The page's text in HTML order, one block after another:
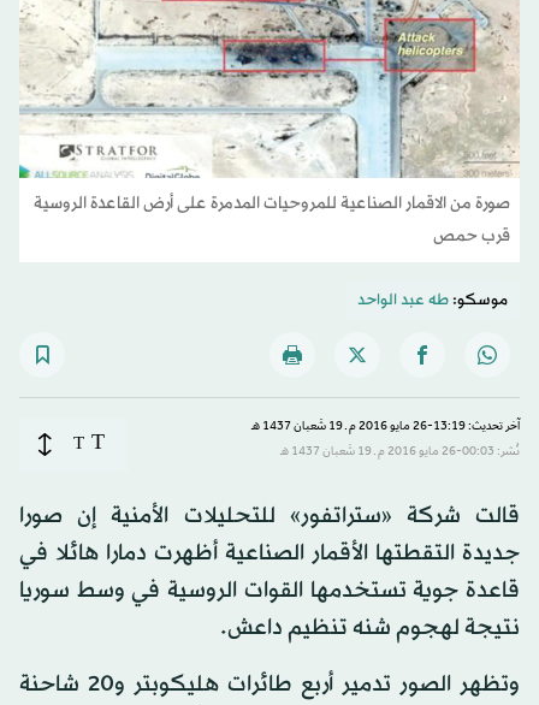
صورة من الاقمار الصناعية للمروحيات المدمرة على أرض القاعدة الروسية
قرب حمص
موسكو:طه عبد الواحد
آخر تحديث: 13:19-26 مايو 2016 م ـ 19 شَعبان 1437 هـ
نُشر: 00:03-26 مايو 2016 م ـ 19 شَعبان 1437 هـ
T
T
قالت شركة «ستراتفور» للتحليلات الأمنية إن صورا
جديدة التقطتها الأقمار الصناعية أظهرت دمارا هائلا في
قاعدة جوية تستخدمها القوات الروسية في وسط سوريا
نتيجة لهجوم شنه تنظيم داعش.
وتظهر الصور تدمير أربع طائرات هليكوبتر و20 شاحنة